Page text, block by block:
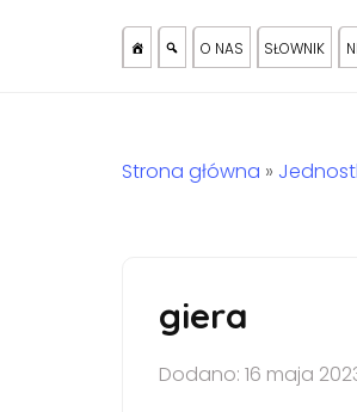
O NAS SŁOWNIK
Strona główna »
giera
Dodano: 16 maja